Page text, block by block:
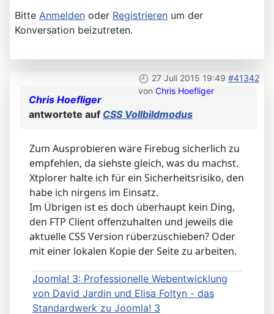
Bitte Anmelden oder Registrieren um der
Konversation beizutreten.
27 Juli 2015 19:49 #41342
von Chris Hoefliger
Chris Hoefliger
antwortete auf CSS Vollbildmodus
Zum Ausprobieren wäre Firebug sicherlich zu
empfehlen, da siehste gleich, was du machst.
Xtplorer halte ich für ein Sicherheitsrisiko, den
habe ich nirgens im Einsatz.
Im Übrigen ist es doch überhaupt kein Ding,
den FTP Client offenzuhalten und jeweils die
aktuelle CSS Version rüberzuschieben? Oder
mit einer lokalen Kopie der Seite zu arbeiten.
Joomla! 3: Professionelle Webentwicklung
von David Jardin und Elisa Foltyn - das
Standardwerk zu Joomla! 3